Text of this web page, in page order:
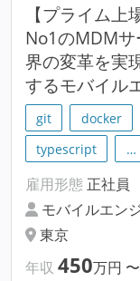
【プライム
No1のMDM
界の変革を実
するモバイル
git docker
typescript
…
雇用形態 正社員
モバイルエン
東京
年収 450万円 〜